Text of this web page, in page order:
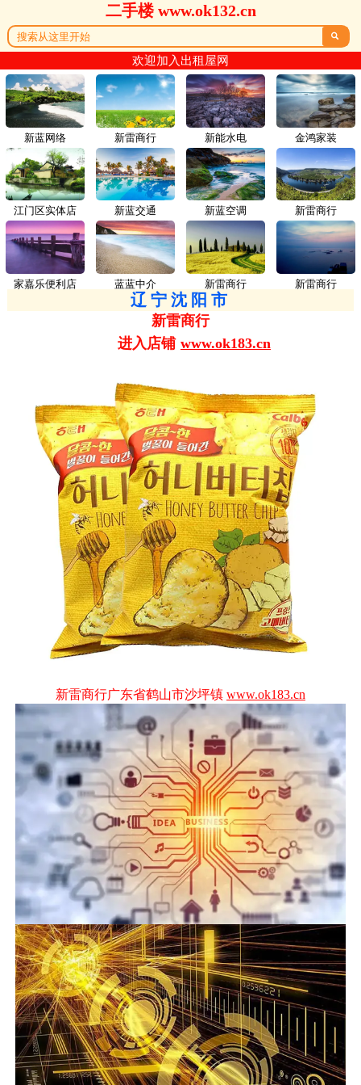
二手楼 www.ok132.cn

欢迎加入出租屋网
新蓝网络 新雷商行
江门区实体店 新蓝交通
家嘉乐便利店 蓝蓝中介
新能水电 金鸿家装
新蓝空调 新雷商行
新雷商行 新雷商行
辽宁沈阳市
新雷商行
进入店铺 www.ok183.cn
新雷商行广东省鹤山市沙坪镇 www.ok183.cn